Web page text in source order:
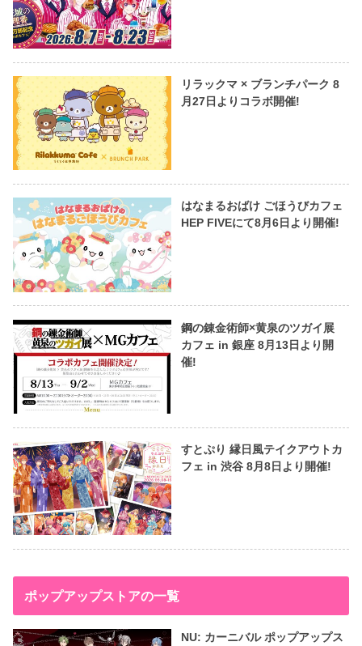
リラックマ × ブランチパーク 8
月27日よりコラボ開催!
はなまるおばけ ごほうびカフェ
HEP FIVEにて8月6日より開催!
鋼の錬金術師×黄泉のツガイ展
カフェ in 銀座 8月13日より開
催!
すとぷり 縁日風テイクアウトカ
フェ in 渋谷 8月8日より開催!
ポップアップストアの一覧
NU: カーニバル ポップアップス